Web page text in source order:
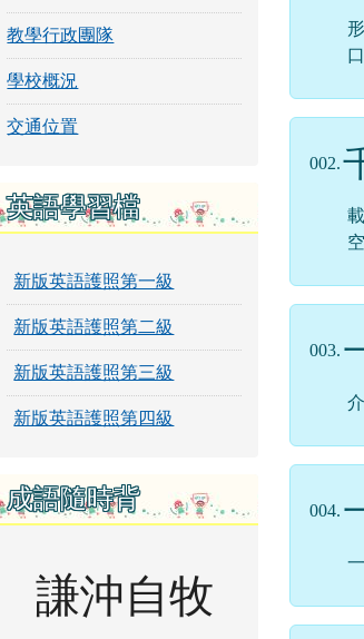
教學行政團隊
學校概況
交通位置
英語學習檔
新版英語護照第一級
新版英語護照第二級
新版英語護照第三級
新版英語護照第四級
成語隨時背
謙沖自牧
002.
003.
004.